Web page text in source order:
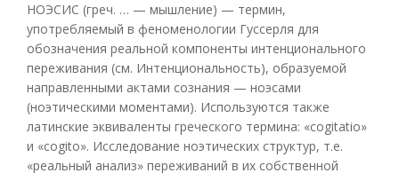
НОЭСИС (греч. … — мышление) — термин,
употребляемый в феноменологии Гуссерля для
обозначения реальной компоненты интенционального
переживания (см. Интенциональность), образуемой
направленными актами сознания — ноэсами
(ноэтическими моментами). Используются также
латинские эквиваленты греческого термина: «cogitatio»
и «cogito». Исследование ноэтических структур, т.е.
«реальный анализ» переживаний в их собственной